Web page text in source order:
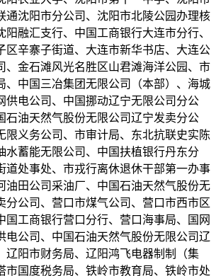
通沈阳市分公司、沈阳市北陵公园办理核
阳融汇支行、中国工商银行大连市分行、
区辛寨子街道、大连市新华书店、大连公
、金石滩风光名胜区山君滩海洋公园、市
、中国三冶集团无限公司（本部）、海城
供电公司、中国挪动辽宁无限公司分公
石油天然气股份无限公司辽宁发卖分公
限义务公司、市审计局、东北抗联史实陈
水蓄能无限公司、中国扶植银行丹东分
道处事处、市戎行离休退休干部第一办事
油田公司采油厂、中国石油天然气股份无
分公司、营口市煤气公司、营口市西市区
国工商银行营口分行、营口海事局、国网
电公司、中国石油天然气股份无限公司辽
辽阳市财务局、辽阳鸿飞电器制制（集
市国度税务局、铁岭市教育局、铁岭市处